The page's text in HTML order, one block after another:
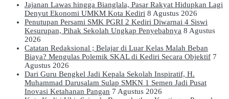
Jajanan Lawas hingga Bianglala, Pasar Rakyat Hidupkan Lagi
Denyut Ekonomi UMKM Kota Kediri 8 Agustus 2026
Penutupan Persami SMK PGRI 2 Kediri Diwarnai 4 Siswi
Kesurupan, Pihak Sekolah Ungkap Penyebabnya 8 Agustus
2026
Catatan Redaksional ; Belajar di Luar Kelas Malah Beban
Biaya? Mengulas Polemik SKAL di Kediri Secara Objektif 7
Agustus 2026
Dari Guru Bengkel Jadi Kepala Sekolah Inspiratif, H.
Muhammad Darusalam Sulap SMKN 1 Semen Jadi Pusat
Inovasi Ketahanan Pangan 7 Agustus 2026